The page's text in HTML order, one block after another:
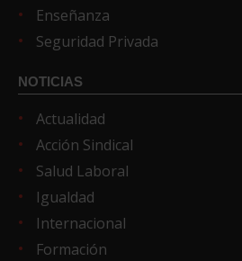
Enseñanza
Seguridad Privada
NOTICIAS
Actualidad
Acción Sindical
Salud Laboral
Igualdad
Internacional
Formación